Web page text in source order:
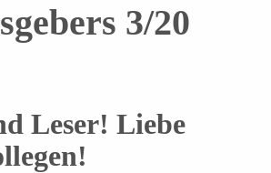
3/20
Leser! Liebe